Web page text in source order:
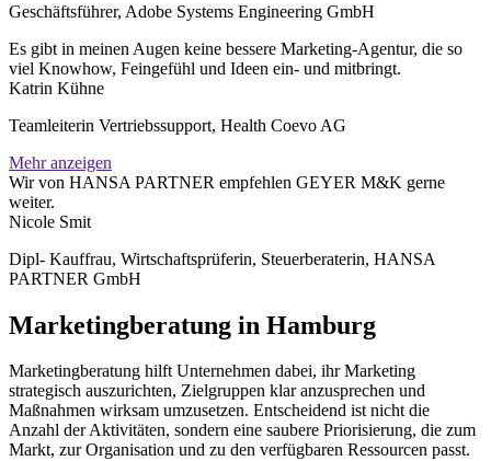
Geschäftsführer, Adobe Systems Engineering GmbH
Es gibt in meinen Augen keine bessere Marketing-Agentur, die so
viel Knowhow, Feingefühl und Ideen ein- und mitbringt.
Katrin Kühne
Teamleiterin Vertriebssupport, Health Coevo AG
Mehr anzeigen
Wir von HANSA PARTNER empfehlen GEYER M&K gerne
weiter.
Nicole Smit
Dipl- Kauffrau, Wirtschaftsprüferin, Steuerberaterin, HANSA
PARTNER GmbH
Marketingberatung in Hamburg
Marketingberatung hilft Unternehmen dabei, ihr Marketing
strategisch auszurichten, Zielgruppen klar anzusprechen und
Maßnahmen wirksam umzusetzen. Entscheidend ist nicht die
Anzahl der Aktivitäten, sondern eine saubere Priorisierung, die zum
Markt, zur Organisation und zu den verfügbaren Ressourcen passt.